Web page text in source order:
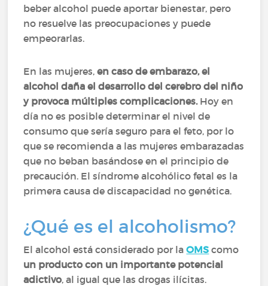
beber alcohol puede aportar bienestar, pero
no resuelve las preocupaciones y puede
empeorarlas.
En las mujeres,en caso de embarazo, el
alcohol daña el desarrollo del cerebro del niño
y provoca múltiples complicaciones. Hoy en
día no es posible determinar el nivel de
consumo que sería seguro para el feto, por lo
que se recomienda a las mujeres embarazadas
que no beban basándose en el principio de
precaución. El síndrome alcohólico fetal es la
primera causa de discapacidad no genética.
¿Qué es el alcoholismo?
El alcohol está considerado por laOMS como
un producto con un importante potencial
adictivo, al igual que las drogas ilícitas.